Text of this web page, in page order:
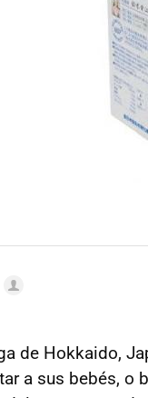
de Hokkaido,
a sus bebés, o